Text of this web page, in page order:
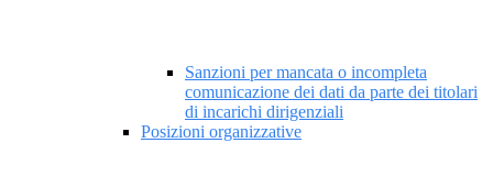
Sanzioni per mancata o incompleta
comunicazione dei dati da parte dei titolari
di incarichi dirigenziali
Posizioni organizzative